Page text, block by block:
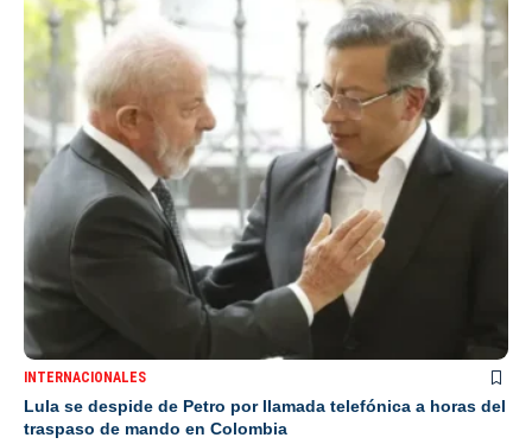
INTERNACIONALES
Lula se despide de Petro por llamada telefónica a horas del
traspaso de mando en Colombia